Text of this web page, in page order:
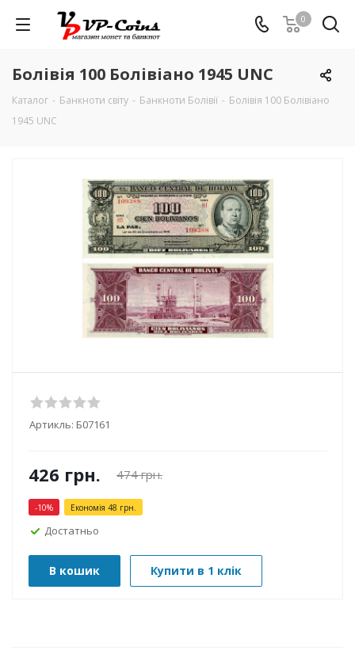
0
Болівія 100 Болівіано 1945 UNC
Каталог - Банкноти світу - Банкноти Болівії - Болівія 100 Болівіано
1945 UNC
Артикль: Б07161
426 грн. 474грн.
-10% Економія 48 грн.
Достатньо
В кошик Купити в 1 клік